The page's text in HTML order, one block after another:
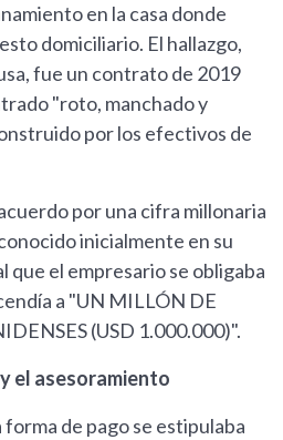
en la casa donde
domiciliario. El hallazgo,
fue un contrato de 2019
"roto, manchado y
por los efectivos de
por una cifra millonaria
inicialmente en su
el empresario se obligaba
a "UN MILLÓN DE
(USD 1.000.000)".
el asesoramiento
de pago se estipulaba